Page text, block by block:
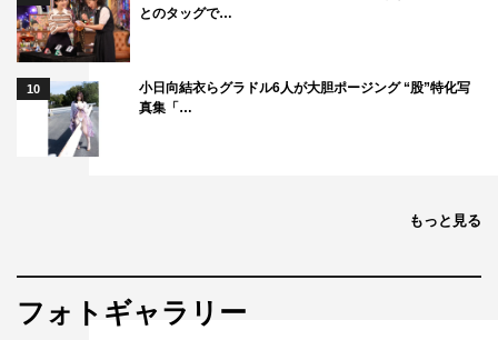
とのタッグで…
10
小日向結衣らグラドル6人が大胆ポージング “股”特化写
真集「…
もっと見る
フォトギャラリー